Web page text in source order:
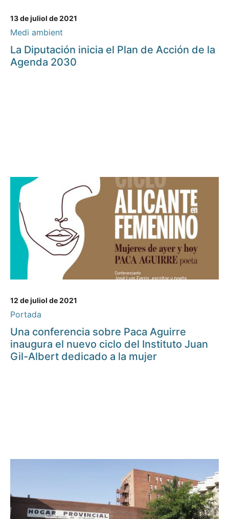
13 de juliol de 2021
Medi ambient
La Diputación inicia el Plan de Acción de la
Agenda 2030
12 de juliol de 2021
Portada
Una conferencia sobre Paca Aguirre
inaugura el nuevo ciclo del Instituto Juan
Gil-Albert dedicado a la mujer